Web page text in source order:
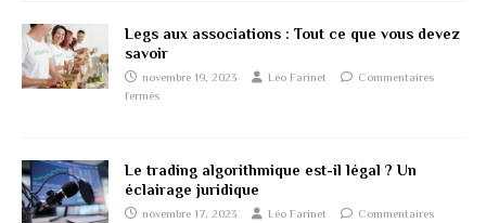
Legs aux associations : Tout ce que vous devez
savoir
novembre 19, 2023 Léo Farinet
Commentaires
fermés
Le trading algorithmique est-il légal ? Un
éclairage juridique
novembre 17, 2023 Léo Farinet
Commentaires